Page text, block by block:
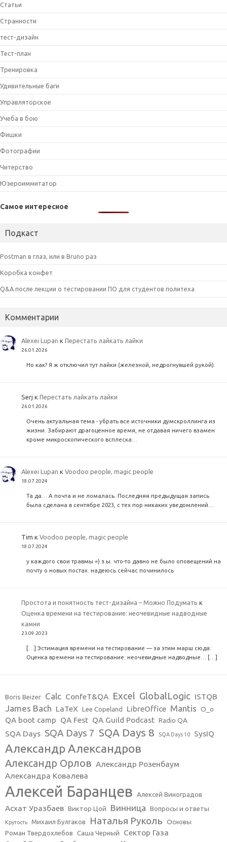
Статьи
Странности
тест-дизайн
Тест-план
Тренировка
Удивительные баги
Управляторское
Учеба в бою
Фишки
Фотографии
Читерство
Юзероиммитатор
Самое интересное
Подкаст
Postman в глаз, или в Bruno раз
Коробка конфет
Q&A после лекции о тестировании ПО для студентов политеха
Комментарии
Alexei Lupan кПерестать лайкать лайки
26.01.2026
Но как? Я ж отключил тут лайки (железной, недрогнувшей рукой).
Serj кПерестать лайкать лайки
26.01.2026
Очень актуальная тема - убрать все источники думскроллинга из
жизни. Забирают драгоценное время, не отдавая ничего взамен
кроме микроскопического всплеска…
Alexei Lupan кVoodoo people, magic people
18.07.2024
Та да… А почта и не ломалась. Последняя предыдущая запись
была сделана в сентябре 2023, с тех пор никаких уведомлений…
Tim кVoodoo people, magic people
18.07.2024
у каждого свои травмы =) з.ы. что-то давно не было оповещений на
почту о новых постах. надеюсь сейчас починилось
Простота и понятность тест-дизайна – Можно Подумать к
Оценка времени на тестирование: неочевидные надводные
камни
23.09.2023
[…] Эстимация времени на тестирование — за этим марш сюда:
Оценка времени на тестирование: неочевидные надводные… […]
Boris Beizer Calc ConfeT&QA Excel GlobalLogic ISTQB
James Bach LaTeX Lee Copeland LibreOffice Mantis O_o
QA boot camp QA Fest QA Guild Podcast Radio QA
SQA Days SQA Days 7 SQA Days 8 SQA Days 10 SysIQ
Александр Александров
Александр Орлов Александр Розенбаум
Александра Ковалева
Алексей Баранцев Алексей Виноградов
Асхат Уразбаев Виктор Цой Винница Вопросы и ответы
Крутость Михаил Булгаков Наталья Руколь Основы
Роман Твердохлебов Саша Черный Сектор Газа